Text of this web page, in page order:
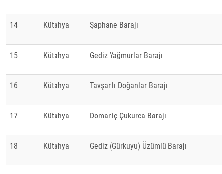
14 Kütahya Şaphane Barajı
15 Kütahya Gediz Yağmurlar Barajı
16 Kütahya Tavşanlı Doğanlar Barajı
17 Kütahya Domaniç Çukurca Barajı
18 Kütahya Gediz (Gürkuyu) Üzümlü Barajı